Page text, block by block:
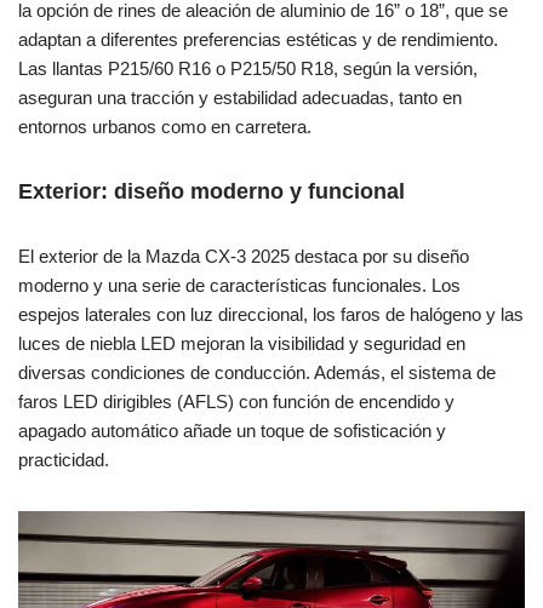
la opción de rines de aleación de aluminio de 16” o 18”, que se
adaptan a diferentes preferencias estéticas y de rendimiento.
Las llantas P215/60 R16 o P215/50 R18, según la versión,
aseguran una tracción y estabilidad adecuadas, tanto en
entornos urbanos como en carretera.
Exterior: diseño moderno y funcional
El exterior de la Mazda CX-3 2025 destaca por su diseño
moderno y una serie de características funcionales. Los
espejos laterales con luz direccional, los faros de halógeno y las
luces de niebla LED mejoran la visibilidad y seguridad en
diversas condiciones de conducción. Además, el sistema de
faros LED dirigibles (AFLS) con función de encendido y
apagado automático añade un toque de sofisticación y
practicidad.